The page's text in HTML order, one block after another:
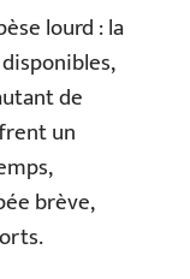
lourd : la
de
un
brève,